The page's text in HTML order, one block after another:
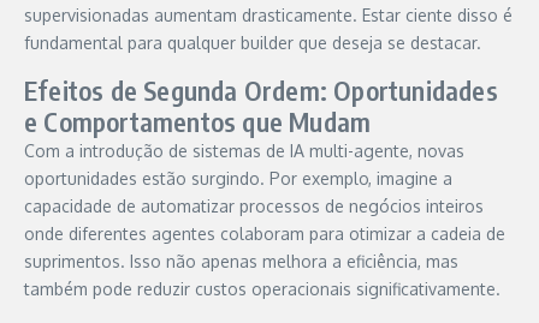
supervisionadas aumentam drasticamente. Estar ciente disso é
fundamental para qualquer builder que deseja se destacar.
Efeitos de Segunda Ordem: Oportunidades
e Comportamentos que Mudam
Com a introdução de sistemas de IA multi-agente, novas
oportunidades estão surgindo. Por exemplo, imagine a
capacidade de automatizar processos de negócios inteiros
onde diferentes agentes colaboram para otimizar a cadeia de
suprimentos. Isso não apenas melhora a eficiência, mas
também pode reduzir custos operacionais significativamente.